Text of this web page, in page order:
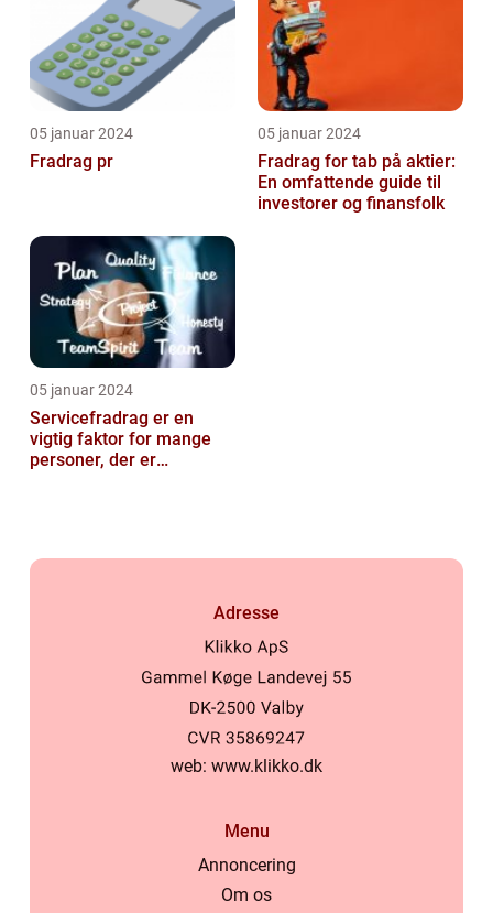
05 januar 2024
Fradrag pr
05 januar 2024
Fradrag for tab på aktier:
En omfattende guide til
investorer og finansfolk
05 januar 2024
Servicefradrag er en
vigtig faktor for mange
personer, der er
Adresse
web: www.klikko.dk
Menu
Annoncering
Om os